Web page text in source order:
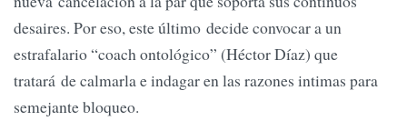
desaires. Por eso, este último decide convocar a un
estrafalario “coach ontológico” (Héctor Díaz) que
tratará de calmarla e indagar en las razones intimas para
semejante bloqueo.